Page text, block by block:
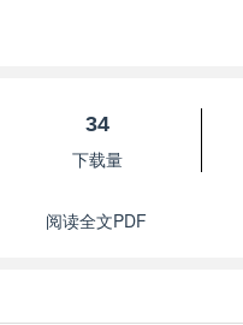
34
下载量
阅读全文PDF